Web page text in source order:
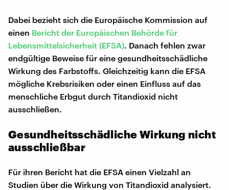
Dabei bezieht sich die Europäische Kommission auf
einen Bericht der Europäischen Behörde für
Lebensmittelsicherheit (EFSA). Danach fehlen zwar
endgültige Beweise für eine gesundheitsschädliche
Wirkung des Farbstoffs. Gleichzeitig kann die EFSA
mögliche Krebsrisiken oder einen Einfluss auf das
menschliche Erbgut durch Titandioxid nicht
ausschließen.
Gesundheitsschädliche Wirkung nicht
ausschließbar
Für ihren Bericht hat die EFSA einen Vielzahl an
Studien über die Wirkung von Titandioxid analysiert.